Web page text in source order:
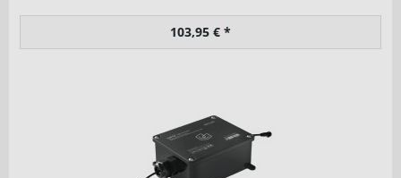
103,95 € *